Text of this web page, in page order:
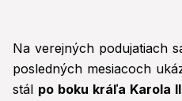
Na verejných podujatiach
posledných mesiacoch
stál po boku kráľa Karola